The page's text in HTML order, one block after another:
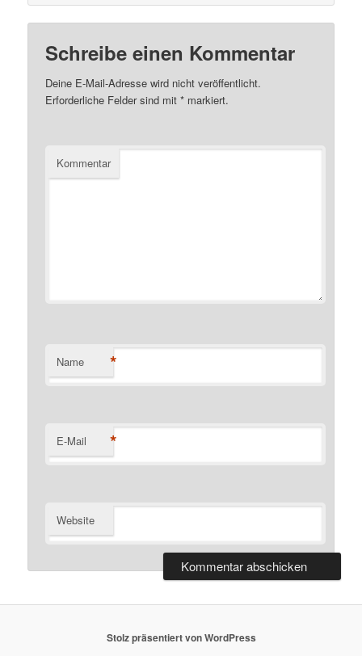
Schreibe einen Kommentar
Deine E-Mail-Adresse wird nicht veröffentlicht.
Erforderliche Felder sind mit* markiert.
Kommentar
Name *
E-Mail *
Website
Stolz präsentiert von WordPress